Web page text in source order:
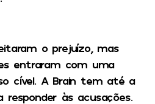
o prejuízo, mas
entraram com uma
cível. A Brain tem até a
responder às acusações.